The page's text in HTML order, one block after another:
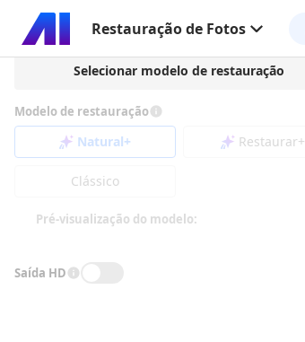
Restauração de Fotos
Selecionar modelo de restauração
Modelo de restauração
Natural+ Restaurar+
Clássico
Pré-visualização do modelo:
Saída HD